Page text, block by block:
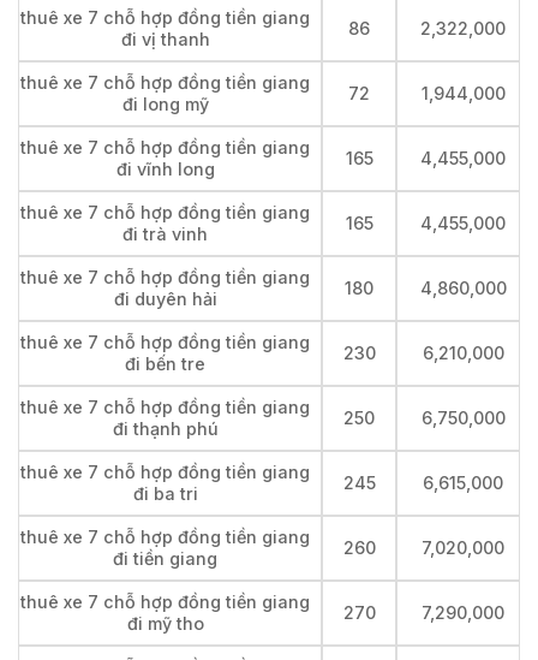
thuê xe 7 chỗ hợp đồng tiền giang
đi vị thanh
86 2,322,000
thuê xe 7 chỗ hợp đồng tiền giang
đi long mỹ
72 1,944,000
thuê xe 7 chỗ hợp đồng tiền giang
đi vĩnh long
165 4,455,000
thuê xe 7 chỗ hợp đồng tiền giang
đi trà vinh
165 4,455,000
thuê xe 7 chỗ hợp đồng tiền giang
đi duyên hải
180 4,860,000
thuê xe 7 chỗ hợp đồng tiền giang
đi bến tre
230 6,210,000
thuê xe 7 chỗ hợp đồng tiền giang
đi thạnh phú
250 6,750,000
thuê xe 7 chỗ hợp đồng tiền giang
đi ba tri
245 6,615,000
thuê xe 7 chỗ hợp đồng tiền giang
đi tiền giang
260 7,020,000
thuê xe 7 chỗ hợp đồng tiền giang
đi mỹ tho
270 7,290,000